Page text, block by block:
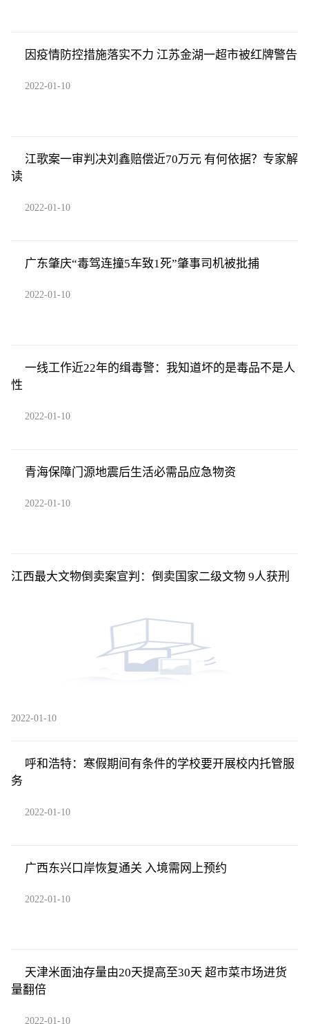
因疫情防控措施落实不力 江苏金湖一超市被红牌警告
2022-01-10
江歌案一审判决刘鑫赔偿近70万元 有何依据？专家解
读
2022-01-10
广东肇庆“毒驾连撞5车致1死”肇事司机被批捕
2022-01-10
一线工作近22年的缉毒警：我知道坏的是毒品不是人
性
2022-01-10
青海保障门源地震后生活必需品应急物资
2022-01-10
江西最大文物倒卖案宣判：倒卖国家二级文物 9人获刑
2022-01-10
呼和浩特：寒假期间有条件的学校要开展校内托管服
务
2022-01-10
广西东兴口岸恢复通关 入境需网上预约
2022-01-10
天津米面油存量由20天提高至30天 超市菜市场进货
量翻倍
2022-01-10